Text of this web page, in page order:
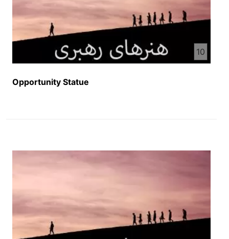
10
Opportunity Statue